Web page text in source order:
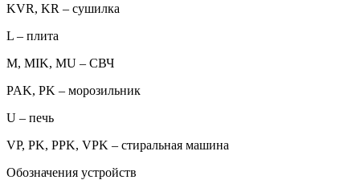
KVR, KR – сушилка
L – плита
M, MIK, MU – СВЧ
PAK, PK – морозильник
U – печь
VP, PK, PPK, VPK – стиральная машина
Обозначения устройств